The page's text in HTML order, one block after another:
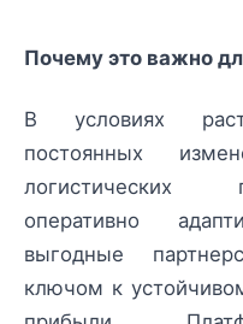
Почему это важно
В условиях
постоянных
логистических
оперативно
выгодные
ключом к